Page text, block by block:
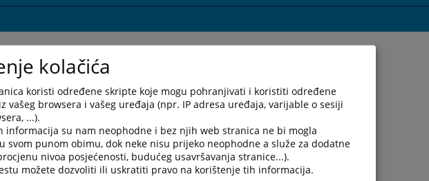
kolačića
koristi određene skripte koje mogu pohranjivati i koristiti određene
vašeg browsera i vašeg uređaja (npr. IP adresa uređaja, varijable o sesiji
...).
informacija su nam neophodne i bez njih web stranica ne bi mogla
svom punom obimu, dok neke nisu prijeko neophodne a služe za dodatne
nivoa posjećenosti, budućeg usavršavanja stranice...).
možete dozvoliti ili uskratiti pravo na korištenje tih informacija.